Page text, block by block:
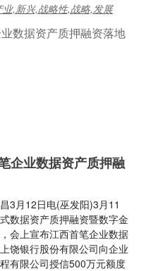
业,新兴,战略性,战略,发展
企业数据资产质押融
3月12日电(巫发阳)3月11
数据资产质押融资暨数字金
会上宣布江西首笔企业数据
饶银行股份有限公司向企业
有限公司授信500万元额度